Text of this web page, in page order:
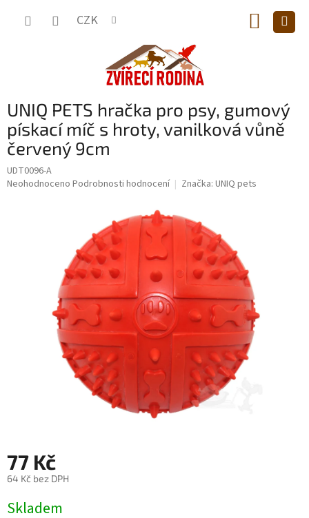
CZK
KOŠÍK
UNIQ PETS hračka pro psy, gumový
pískací míč s hroty, vanilková vůně
červený 9cm
UDT0096-A
Průměrné
Neohodnoceno Podrobnosti hodnocení Značka: UNIQ pets
77 Kč
64 Kč bez DPH
cena:
Skladem